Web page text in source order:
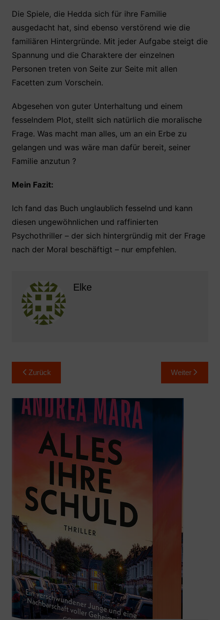
Die Spiele, die Hedda sich für ihre Familie
ausgedacht hat, sind ebenso verstörend wie die
familiären Hintergründe. Mit jeder Aufgabe steigt die
Spannung und die Charaktere der einzelnen
Personen treten von Seite zur Seite mit allen
Facetten zum Vorschein.
Abgesehen von guter Unterhaltung und einem
fesselndem Plot, stellt sich natürlich die moralische
Frage. Was macht man alles, um an ein Erbe zu
gelangen und was wäre man dafür bereit, seiner
Familie anzutun ?
Mein Fazit:
Ich fand das Buch unglaublich fesselnd und kann
diesen ungewöhnlichen und raffinierten
Psychothriller – der sich hintergründig mit der Frage
nach der Moral beschäftigt – nur empfehlen.
Elke
Beitragsnavigation
Zurück Weiter